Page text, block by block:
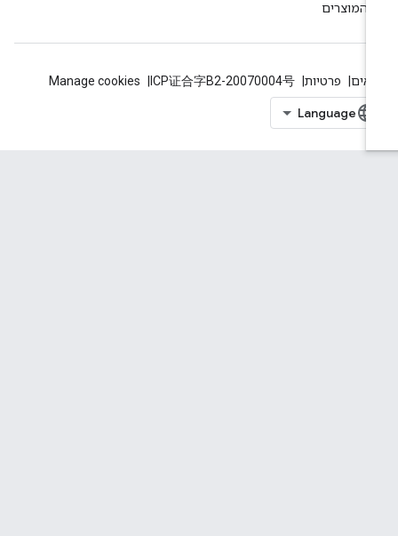
המוצרים
פרטיות ICP证合字B2-20070004号
Manage cookies